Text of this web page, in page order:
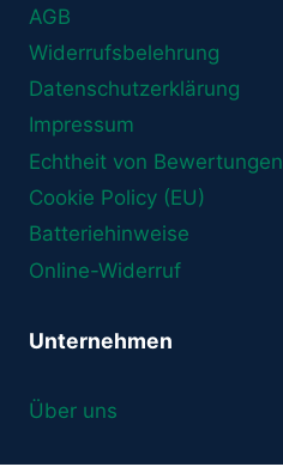
AGB
Widerrufsbelehrung
Datenschutzerklärung
Impressum
Echtheit von Bewertungen
Cookie Policy (EU)
Batteriehinweise
Online-Widerruf
Unternehmen
Über uns